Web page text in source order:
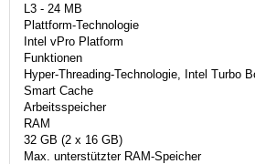
L3 - 24 MB
Plattform-Technologie
Intel vPro Platform
Funktionen
Hyper-Threading-Technologie, Intel Turbo
Smart Cache
Arbeitsspeicher
RAM
32 GB (2 x 16 GB)
Max. unterstützter RAM-Speicher